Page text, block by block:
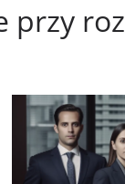
przy